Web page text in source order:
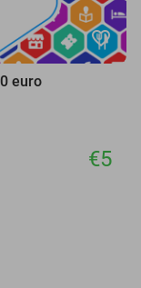
favorite_border
euro
€5